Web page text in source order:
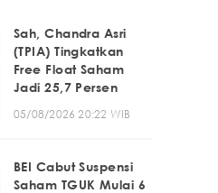
Sah, Chandra Asri
(TPIA) Tingkatkan
Free Float Saham
Jadi 25,7 Persen
05/08/2026 20:22 WIB
BEI Cabut Suspensi
Saham TGUK Mulai 6